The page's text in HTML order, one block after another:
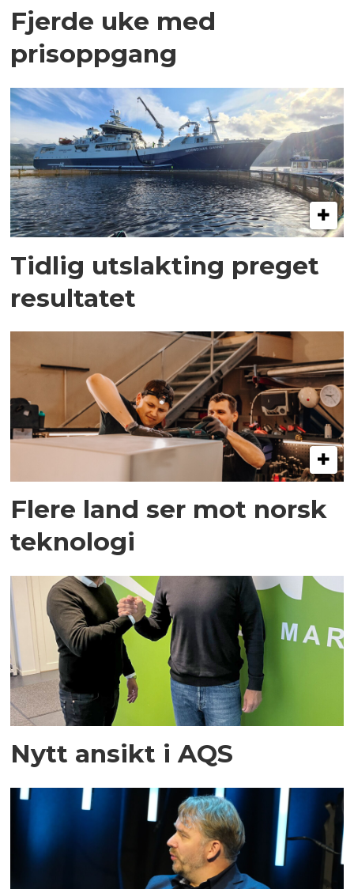
Fjerde uke med
prisoppgang
Tidlig utslakting preget
resultatet
Flere land ser mot norsk
teknologi
Nytt ansikt i AQS